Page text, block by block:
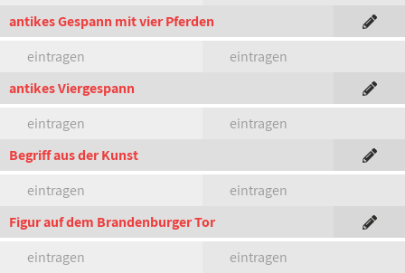
antikes Gespann mit vier Pferden
eintragen
eintragen
antikes Viergespann
eintragen
eintragen
Begriff aus der Kunst
eintragen
eintragen
Figur auf dem Brandenburger Tor
eintragen
eintragen